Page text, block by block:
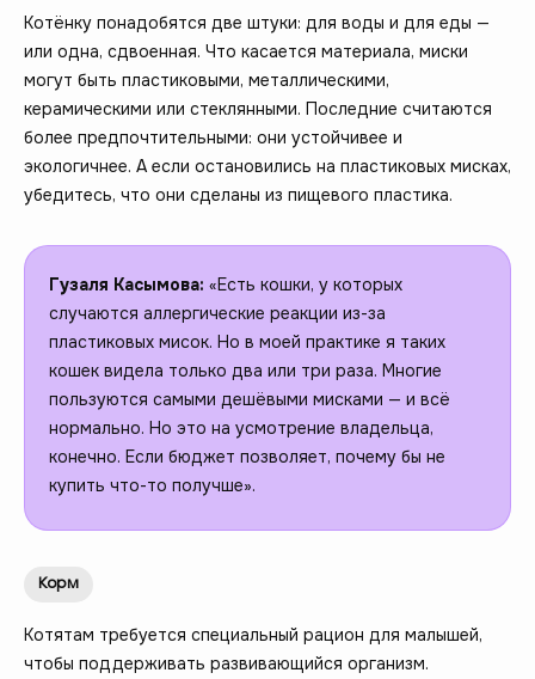
Котёнку понадобятся две штуки: для воды и для еды —
или одна, сдвоенная. Что касается материала, миски
могут быть пластиковыми, металлическими,
керамическими или стеклянными. Последние считаются
более предпочтительными: они устойчивее и
экологичнее. А если остановились на пластиковых мисках,
убедитесь, что они сделаны из пищевого пластика.
Гузаля Касымова: «Есть кошки, у которых
случаются аллергические реакции из-за
пластиковых мисок. Но в моей практике я таких
кошек видела только два или три раза. Многие
пользуются самыми дешёвыми мисками — и всё
нормально. Но это на усмотрение владельца,
конечно. Если бюджет позволяет, почему бы не
купить что-то получше».
Корм
Котятам требуется специальный рацион для малышей,
чтобы поддерживать развивающийся организм.